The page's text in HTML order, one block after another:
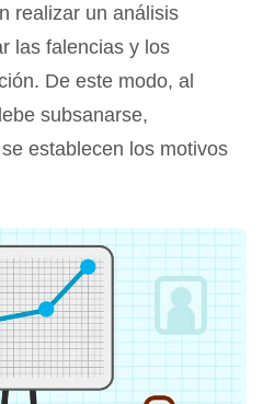
realizar un análisis
las falencias y los
De este modo, al
subsanarse,
establecen los motivos